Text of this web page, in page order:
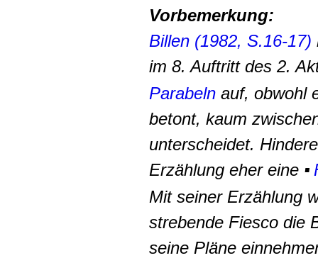
Vorbemerkung:
Billen (1982, S.16-17)
im 8. Auftritt des 2.
Parabeln auf, obwohl
betont, kaum
unterscheidet.
Erzählung eher eine ▪
Mit seiner Erzählung
strebende Fiesco die
seine Pläne